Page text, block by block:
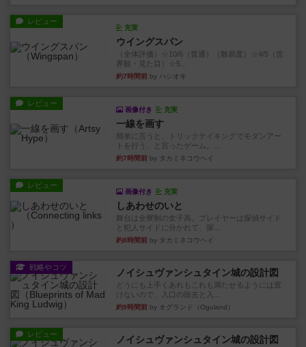
レビュー
充実
ウイングスパン
（全体評価）☆10/6（普通）（難易度）☆4/5（世
界観・見た目）☆5...
約7時間前 by ハシオキ
レビュー
画像付き 充実
一線を画す
簡単に言うと、トリックテイキングでモダンアー
トを行う、と言ったゲーム。...
約7時間前 by タカミネコウヘイ
レビュー
画像付き 充実
しあわせのいと
舞台は全寮制の女子高。プレイヤーは探偵サイド
と犯人サイドに分かれて、探...
約8時間前 by タカミネコウヘイ
戦略やコツ ノイシュヴァンシュタイン城の設計図
どうにも上手くあれもこれも満たせるようには置
けないので、入口の除去と入...
約9時間前 by オグランド（Oguland）
レビュー ノイシュヴァンシュタイン城の設計図